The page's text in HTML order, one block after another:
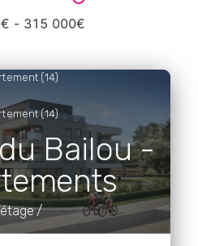
- 315 000€
(14)
(14)
Bailou -
/